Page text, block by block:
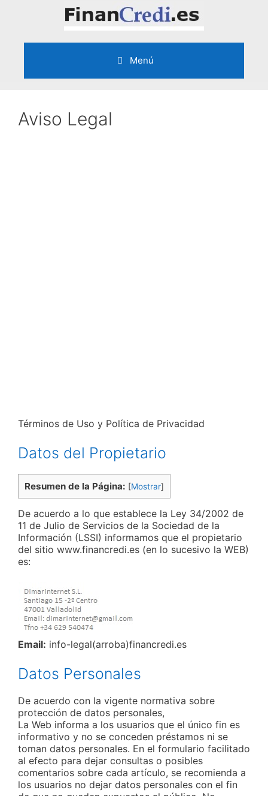
Menú
Aviso Legal
Términos de Uso y Política de Privacidad
Datos del Propietario
Resumen de la Página: [Mostrar]
De acuerdo a lo que establece la Ley 34/2002 de
11 de Julio de Servicios de la Sociedad de la
Información (LSSI) informamos que el propietario
del sitio www.financredi.es (en lo sucesivo la WEB)
es:
Email: info-legal(arroba)financredi.es
Datos Personales
De acuerdo con la vigente normativa sobre
protección de datos personales,
La Web informa a los usuarios que el único fin es
informativo y no se conceden préstamos ni se
toman datos personales. En el formulario facilitado
al efecto para dejar consultas o posibles
comentarios sobre cada artículo, se recomienda a
los usuarios no dejar datos personales con el fin